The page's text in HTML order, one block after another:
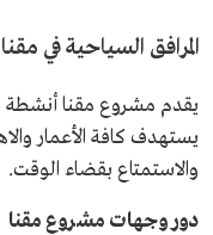
المرافق السياحية في مقنا
يقدم مشروع مقنا أنشطة
يستهدف كافة الأعمار
والاستمتاع بقضاء الوقت.
دور وجهات مشروع مقنا